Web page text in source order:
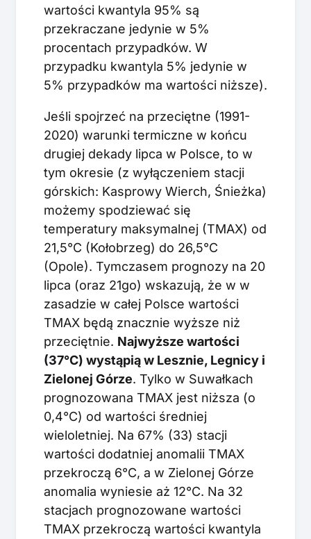
wartości kwantyla 95% są
przekraczane jedynie w 5%
procentach przypadków. W
przypadku kwantyla 5% jedynie w
5% przypadków ma wartości niższe).
Jeśli spojrzeć na przeciętne (1991-
2020) warunki termiczne w końcu
drugiej dekady lipca w Polsce, to w
tym okresie (z wyłączeniem stacji
górskich: Kasprowy Wierch, Śnieżka)
możemy spodziewać się
temperatury maksymalnej (TMAX) od
21,5°C (Kołobrzeg) do 26,5°C
(Opole). Tymczasem prognozy na 20
lipca (oraz 21go) wskazują, że w w
zasadzie w całej Polsce wartości
TMAX będą znacznie wyższe niż
przeciętnie. Najwyższe wartości
(37°C) wystąpią w Lesznie, Legnicy i
Zielonej Górze. Tylko w Suwałkach
prognozowana TMAX jest niższa (o
0,4°C) od wartości średniej
wieloletniej. Na 67% (33) stacji
wartości dodatniej anomalii TMAX
przekroczą 6°C, a w Zielonej Górze
anomalia wyniesie aż 12°C. Na 32
stacjach prognozowane wartości
TMAX przekroczą wartości kwantyla